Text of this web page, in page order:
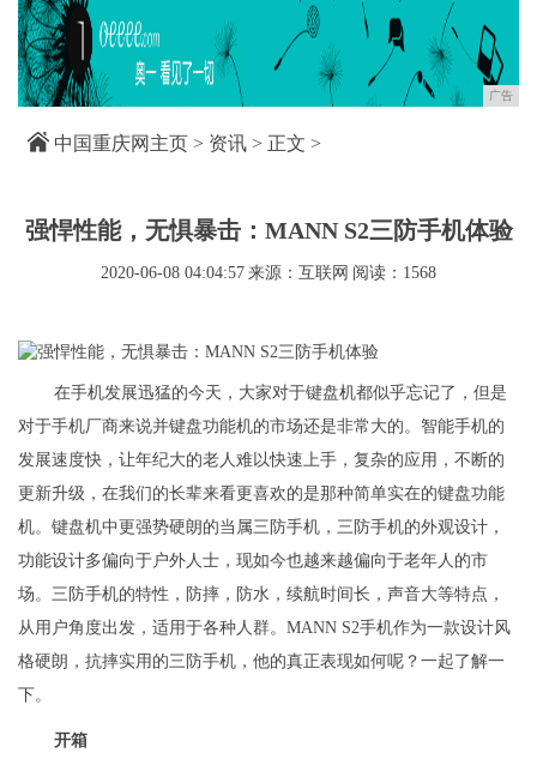
广告
中国重庆网主页 > 资讯 > 正文 >
强悍性能，无惧暴击：MANN S2三防手机体验
2020-06-08 04:04:57 来源：互联网 阅读：1568
在手机发展迅猛的今天，大家对于键盘机都似乎忘记了，但是
对于手机厂商来说并键盘功能机的市场还是非常大的。智能手机的
发展速度快，让年纪大的老人难以快速上手，复杂的应用，不断的
更新升级，在我们的长辈来看更喜欢的是那种简单实在的键盘功能
机。键盘机中更强势硬朗的当属三防手机，三防手机的外观设计，
功能设计多偏向于户外人士，现如今也越来越偏向于老年人的市
场。三防手机的特性，防摔，防水，续航时间长，声音大等特点，
从用户角度出发，适用于各种人群。MANN S2手机作为一款设计风
格硬朗，抗摔实用的三防手机，他的真正表现如何呢？一起了解一
下。
开箱